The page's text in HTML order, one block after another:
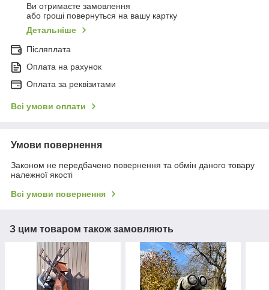
Ви отримаєте замовлення
або гроші повернуться на вашу картку
Детальніше
Післяплата
Оплата на рахунок
Оплата за реквізитами
Всі умови оплати
Умови повернення
Законом не передбачено повернення та обмін даного товару
належної якості
Всі умови повернення
З цим товаром також замовляють